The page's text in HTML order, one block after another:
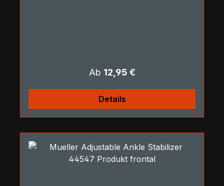
Regulärer Preis:
Ab 12,95 €
Details